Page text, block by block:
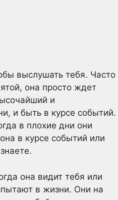
выслушать тебя. Часто
она просто ждет
и
и быть в курсе событий.
в плохие дни они
в курсе событий или
она видит тебя или
в жизни. Они на